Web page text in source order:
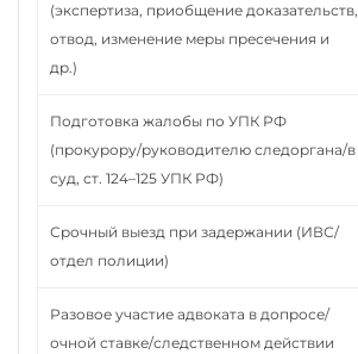
(экспертиза, приобщение доказательств,
отвод, изменение меры пресечения и
др.)
Подготовка жалобы по УПК РФ
(прокурору/руководителю следоргана/в
суд, ст. 124–125 УПК РФ)
Срочный выезд при задержании (ИВС/
отдел полиции)
Разовое участие адвоката в допросе/
очной ставке/следственном действии